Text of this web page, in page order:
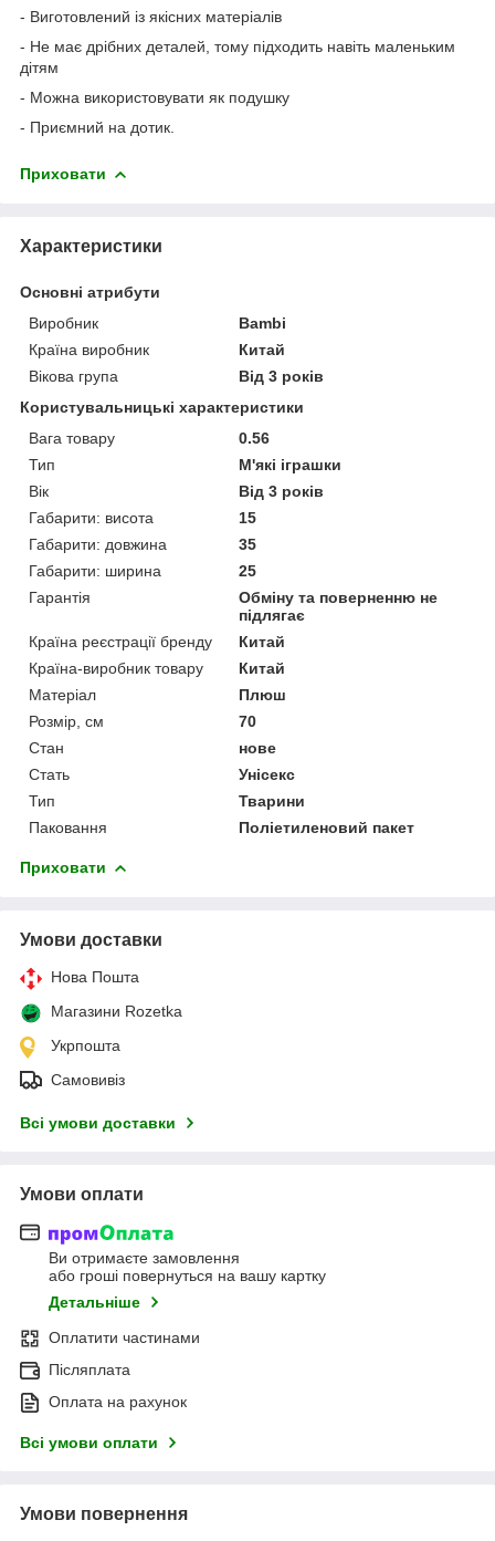
- Виготовлений із якісних матеріалів
- Не має дрібних деталей, тому підходить навіть маленьким
дітям
- Можна використовувати як подушку
- Приємний на дотик.
Приховати
Характеристики
Основні атрибути
Виробник
Bambi
Країна виробник
Китай
Вікова група
Від 3 років
Користувальницькі характеристики
Вага товару
0.56
Тип
М'які іграшки
Вік
Від 3 років
Габарити: висота
15
Габарити: довжина
35
Габарити: ширина
25
Гарантія
Обміну та поверненню не
підлягає
Країна реєстрації бренду
Китай
Країна-виробник товару
Китай
Матеріал
Плюш
Розмір, см
70
Стан
нове
Стать
Унісекс
Тип
Тварини
Паковання
Поліетиленовий пакет
Приховати
Умови доставки
Нова Пошта
Магазини Rozetka
Укрпошта
Самовивіз
Всі умови доставки
Умови оплати
Ви отримаєте замовлення
або гроші повернуться на вашу картку
Детальніше
Оплатити частинами
Післяплата
Оплата на рахунок
Всі умови оплати
Умови повернення